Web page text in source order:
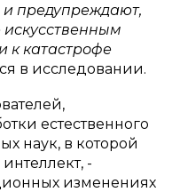
предупреждают,
к катастрофе
в исследовании.
естественного
наук, в которой
-
изменениях